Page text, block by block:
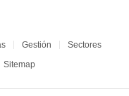
Gestión
Sectores
Sitemap